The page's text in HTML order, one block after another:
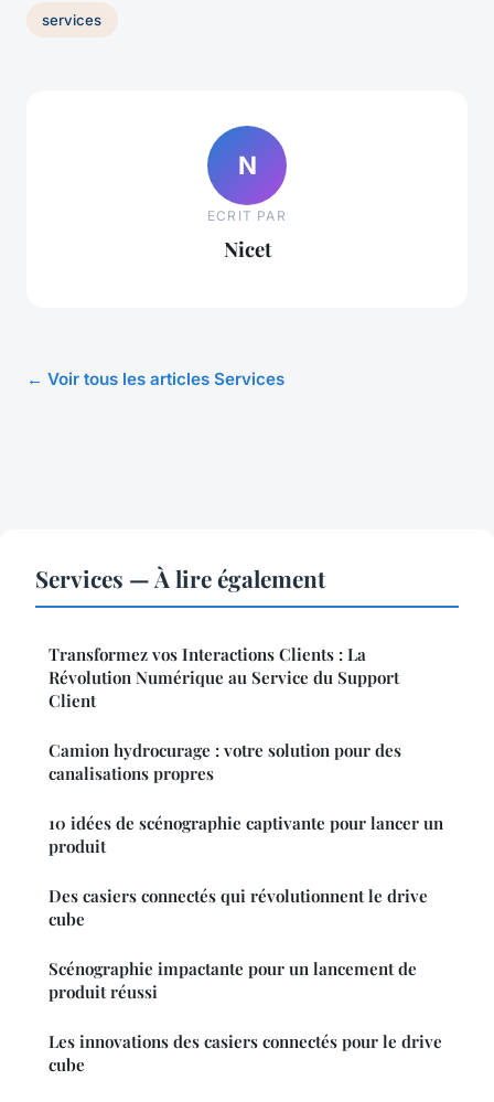
services
N
ECRIT PAR
Nicet
← Voir tous les articles Services
Services — À lire également
Transformez vos Interactions Clients : La
Révolution Numérique au Service du Support
Client
Camion hydrocurage : votre solution pour des
canalisations propres
10 idées de scénographie captivante pour lancer un
produit
Des casiers connectés qui révolutionnent le drive
cube
Scénographie impactante pour un lancement de
produit réussi
Les innovations des casiers connectés pour le drive
cube